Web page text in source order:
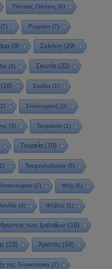
Πόντιος Πιλάτος (6)
(7) Ρωμαίοι (7)
(9) Σελήνη (29)
(3) Σκωτία(32)
Σούβα(1)
Στόουνχεντζ (3)
(3) Τασμανία(1)
Τουρκία(19)
Τσεχοσλοβακία(6)
(2) Φίτζι(6)
(4) Φόβος (1)
των Ιμαλαΐων (16)
(23) Χριστός(50)
της Τουγκούσκα (7)